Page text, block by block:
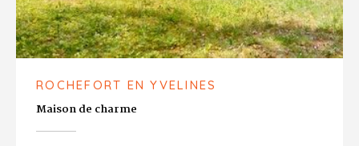
ROCHEFORT EN YVELINES
Maison de charme